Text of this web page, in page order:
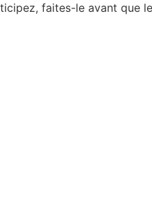
faites-le avant que le